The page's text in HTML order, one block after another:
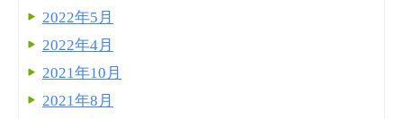
2022年5月
2022年4月
2021年10月
2021年8月